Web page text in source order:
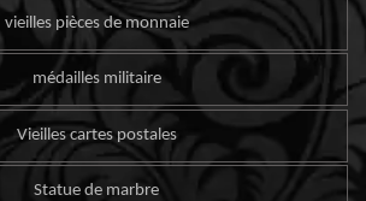
vieilles pièces de monnaie
médailles militaire
Vieilles cartes postales
Statue de marbre